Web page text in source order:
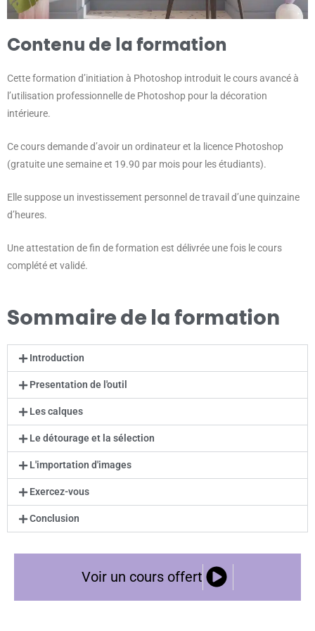
Contenu de la formation
Cette formation d’initiation à Photoshop introduit le cours avancé à
l’utilisation professionnelle de Photoshop pour la décoration
intérieure.
Ce cours demande d’avoir un ordinateur et la licence Photoshop
(gratuite une semaine et 19.90 par mois pour les étudiants).
Elle suppose un investissement personnel de travail d’une quinzaine
d’heures.
Une attestation de fin de formation est délivrée une fois le cours
complété et validé.
Sommaire de la formation
Introduction
Presentation de l'outil
Les calques
Le détourage et la sélection
L'importation d'images
Exercez-vous
Conclusion
Voir un cours offert